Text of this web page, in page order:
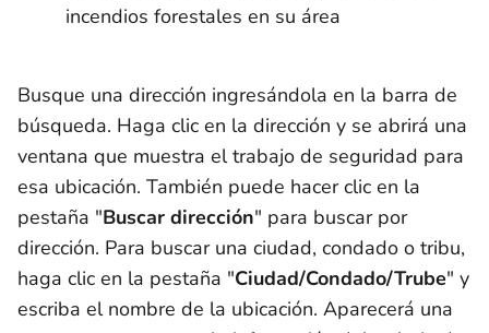
incendios forestales en su área
Busque una dirección ingresándola en la barra de
búsqueda. Haga clic en la dirección y se abrirá una
ventana que muestra el trabajo de seguridad para
esa ubicación. También puede hacer clic en la
pestaña "Buscar dirección" para buscar por
dirección. Para buscar una ciudad, condado o tribu,
haga clic en la pestaña "Ciudad/Condado/Trube" y
escriba el nombre de la ubicación. Aparecerá una